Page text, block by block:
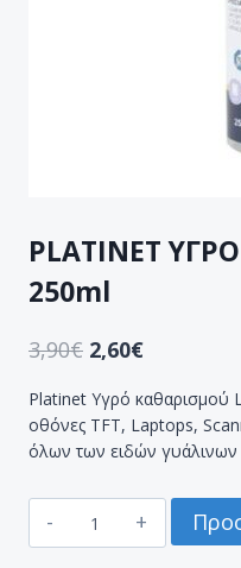
PLATINET
250ml
3,90€ 2,60€
Platinet Υγρό καθαρισμού
οθόνες TFT, Laptops,
όλων των ειδών γυάλινων
ΥΓΡΟ